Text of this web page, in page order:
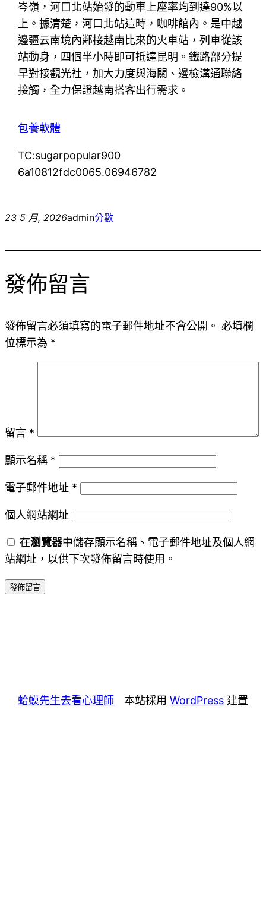
岑嶺，河口北站始發的動車上座率均到達90%以
上。據清楚，河口北站這時，咖啡館內。是中越
邊疆云南境內鄰接越南比來的火車站，列車從該
站動身，四個半小時即可抵達昆明。鐵路部分提
早對接觀光社，加大力度與海關、邊檢溝通聯絡
接觸，全力保證越南搭客出行需求。
包養軟體
TC:sugarpopular900
6a10812fdc0065.06946782
23 5 月, 2026admin分數
發佈留言
發佈留言必須填寫的電子郵件地址不會公開。 必填欄
位標示為 *
留言 *
顯示名稱 *
電子郵件地址 *
個人網站網址
在瀏覽器中儲存顯示名稱、電子郵件地址及個人網
站網址，以供下次發佈留言時使用。
蛤蟆先生去看心理師 本站採用 WordPress建置